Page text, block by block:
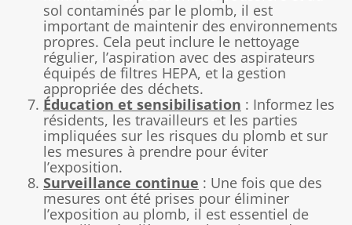
sol contaminés par le plomb, il est
important de maintenir des environnements
propres. Cela peut inclure le nettoyage
régulier, l’aspiration avec des aspirateurs
équipés de filtres HEPA, et la gestion
appropriée des déchets.
Éducation et sensibilisation : Informez les
résidents, les travailleurs et les parties
impliquées sur les risques du plomb et sur
les mesures à prendre pour éviter
l’exposition.
Surveillance continue : Une fois que des
mesures ont été prises pour éliminer
l’exposition au plomb, il est essentiel de